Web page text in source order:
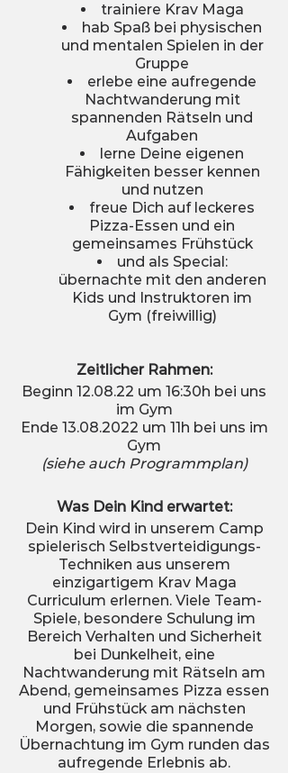
trainiere Krav Maga
hab Spaß bei physischen
und mentalen Spielen in der
Gruppe
erlebe eine aufregende
Nachtwanderung mit
spannenden Rätseln und
Aufgaben
lerne Deine eigenen
Fähigkeiten besser kennen
und nutzen
freue Dich auf leckeres
Pizza-Essen und ein
gemeinsames Frühstück
und als Special:
übernachte mit den anderen
Kids und Instruktoren im
Gym (freiwillig)
Zeitlicher Rahmen:
Beginn 12.08.22 um 16:30h bei uns
im Gym
Ende 13.08.2022 um 11h bei uns im
Gym
(siehe auch Programmplan)
Was Dein Kind erwartet:
Dein Kind wird in unserem Camp
spielerisch Selbstverteidigungs-
Techniken aus unserem
einzigartigem Krav Maga
Curriculum erlernen. Viele Team-
Spiele, besondere Schulung im
Bereich Verhalten und Sicherheit
bei Dunkelheit, eine
Nachtwanderung mit Rätseln am
Abend, gemeinsames Pizza essen
und Frühstück am nächsten
Morgen, sowie die spannende
Übernachtung im Gym runden das
aufregende Erlebnis ab.